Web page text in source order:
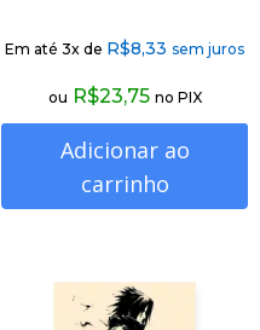
Em até 3x de R$8,33 sem juros
ou R$23,75 no PIX
Adicionar ao
carrinho